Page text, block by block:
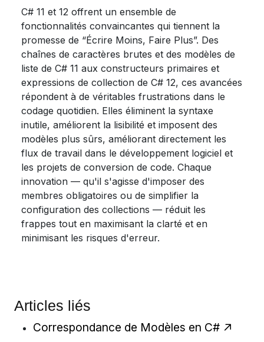
C# 11 et 12 offrent un ensemble de
fonctionnalités convaincantes qui tiennent la
promesse de “Écrire Moins, Faire Plus”. Des
chaînes de caractères brutes et des modèles de
liste de C# 11 aux constructeurs primaires et
expressions de collection de C# 12, ces avancées
répondent à de véritables frustrations dans le
codage quotidien. Elles éliminent la syntaxe
inutile, améliorent la lisibilité et imposent des
modèles plus sûrs, améliorant directement les
flux de travail dans le développement logiciel et
les projets de conversion de code. Chaque
innovation — qu'il s'agisse d'imposer des
membres obligatoires ou de simplifier la
configuration des collections — réduit les
frappes tout en maximisant la clarté et en
minimisant les risques d'erreur.
Articles liés
Correspondance de Modèles en C#